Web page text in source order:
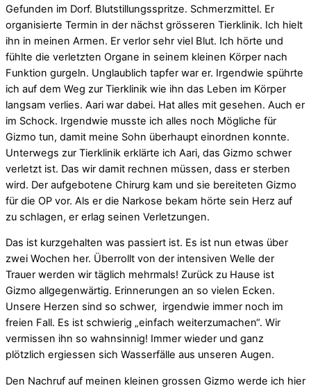
Gefunden im Dorf. Blutstillungsspritze. Schmerzmittel. Er
organisierte Termin in der nächst grösseren Tierklinik. Ich hielt
ihn in meinen Armen. Er verlor sehr viel Blut. Ich hörte und
fühlte die verletzten Organe in seinem kleinen Körper nach
Funktion gurgeln. Unglaublich tapfer war er. Irgendwie spührte
ich auf dem Weg zur Tierklinik wie ihn das Leben im Körper
langsam verlies. Aari war dabei. Hat alles mit gesehen. Auch er
im Schock. Irgendwie musste ich alles noch Mögliche für
Gizmo tun, damit meine Sohn überhaupt einordnen konnte.
Unterwegs zur Tierklinik erklärte ich Aari, das Gizmo schwer
verletzt ist. Das wir damit rechnen müssen, dass er sterben
wird. Der aufgebotene Chirurg kam und sie bereiteten Gizmo
für die OP vor. Als er die Narkose bekam hörte sein Herz auf
zu schlagen, er erlag seinen Verletzungen.
Das ist kurzgehalten was passiert ist. Es ist nun etwas über
zwei Wochen her. Überrollt von der intensiven Welle der
Trauer werden wir täglich mehrmals! Zurück zu Hause ist
Gizmo allgegenwärtig. Erinnerungen an so vielen Ecken.
Unsere Herzen sind so schwer, irgendwie immer noch im
freien Fall. Es ist schwierig „einfach weiterzumachen“. Wir
vermissen ihn so wahnsinnig! Immer wieder und ganz
plötzlich ergiessen sich Wasserfälle aus unseren Augen.
Den Nachruf auf meinen kleinen grossen Gizmo werde ich hier